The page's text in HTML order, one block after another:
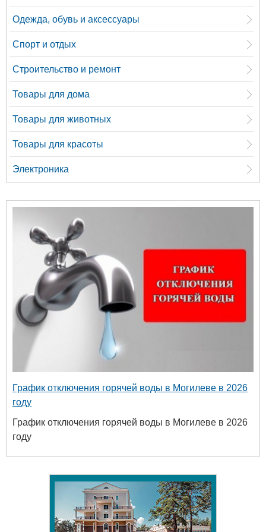
Одежда, обувь и аксессуары
Спорт и отдых
Строительство и ремонт
Товары для дома
Товары для животных
Товары для красоты
Электроника
График отключения горячей воды в Могилеве в 2026
году
График отключения горячей воды в Могилеве в 2026
году